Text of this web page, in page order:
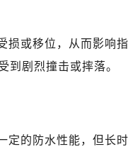
损或移位，从而影响指
到剧烈撞击或摔落。
定的防水性能，但长时